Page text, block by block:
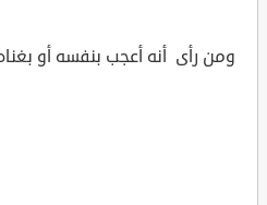
ومن رأى أنه أعجب بنفسه أو